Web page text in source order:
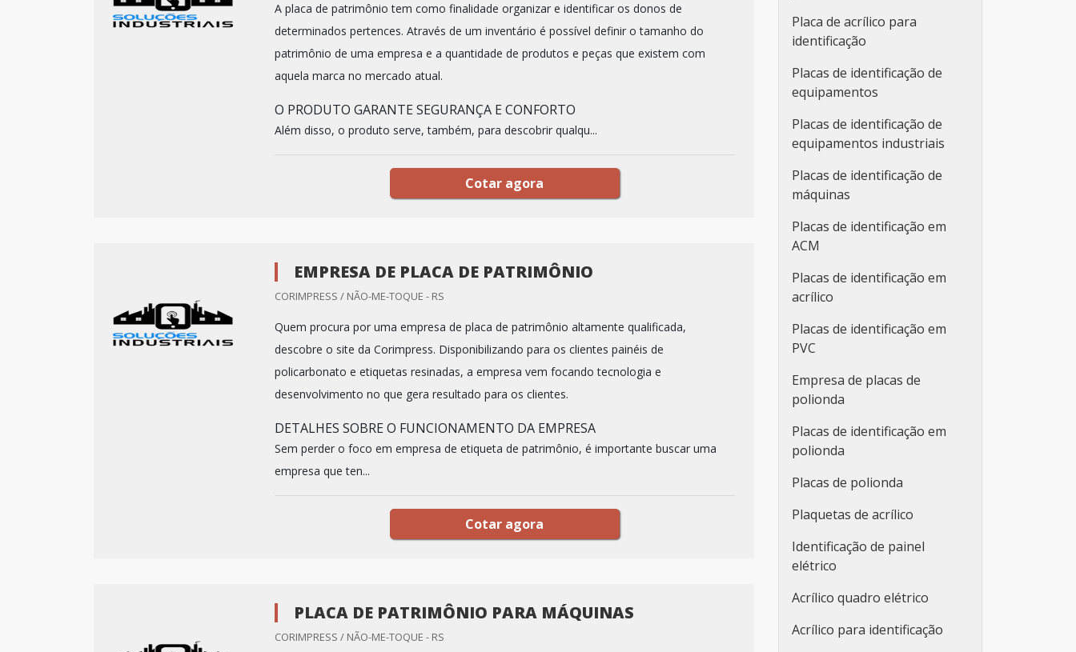
A placa de patrimônio tem como finalidade organizar e identificar os donos de
determinados pertences. Através de um inventário é possível definir o tamanho do
patrimônio de uma empresa e a quantidade de produtos e peças que existem com
aquela marca no mercado atual.
O PRODUTO GARANTE SEGURANÇA E CONFORTO
Além disso, o produto serve, também, para descobrir qualqu...
Cotar agora
EMPRESA DE PLACA DE PATRIMÔNIO
CORIMPRESS / NÃO-ME-TOQUE - RS
Quem procura por uma empresa de placa de patrimônio altamente qualificada,
descobre o site da Corimpress. Disponibilizando para os clientes painéis de
policarbonato e etiquetas resinadas, a empresa vem focando tecnologia e
desenvolvimento no que gera resultado para os clientes.
DETALHES SOBRE O FUNCIONAMENTO DA EMPRESA
Sem perder o foco em empresa de etiqueta de patrimônio, é importante buscar uma
empresa que ten...
Cotar agora
PLACA DE PATRIMÔNIO PARA MÁQUINAS
CORIMPRESS / NÃO-ME-TOQUE - RS
Placa de acrílico para
identificação
Placas de identificação de
equipamentos
Placas de identificação de
equipamentos industriais
Placas de identificação de
máquinas
Placas de identificação em
ACM
Placas de identificação em
acrílico
Placas de identificação em
PVC
Empresa de placas de
polionda
Placas de identificação em
polionda
Placas de polionda
Plaquetas de acrílico
Identificação de painel
elétrico
Acrílico quadro elétrico
Acrílico para identificação